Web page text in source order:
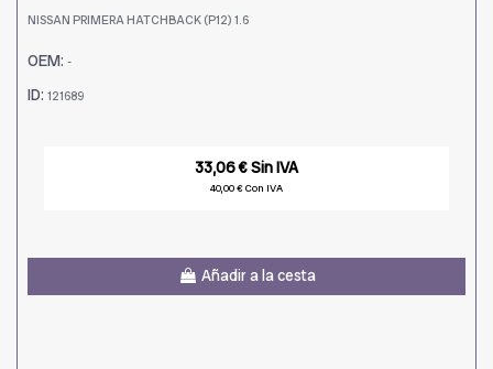
NISSAN PRIMERA HATCHBACK (P12) 1.6
OEM: -
ID: 121689
33,06 € Sin IVA
40,00 € Con IVA
Añadir a la cesta